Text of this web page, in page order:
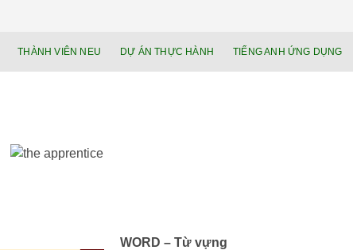
THÀNH VIÊN NEU DỰ ÁN THỰC HÀNH TIẾNG ANH ỨNG DỤNG
WORD – Từ vựng